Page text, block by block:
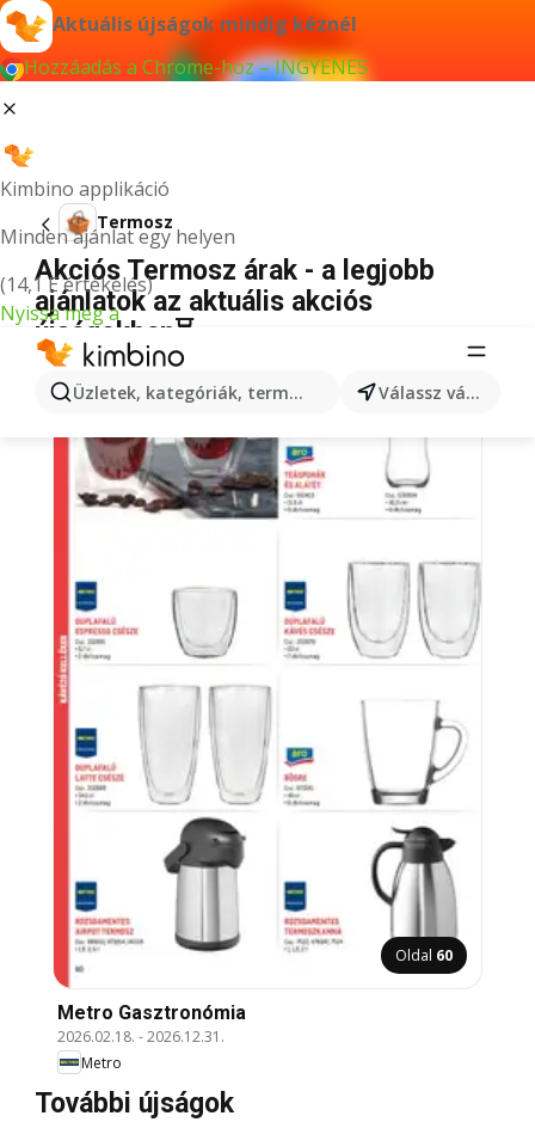
Aktuális újságok mindig kéznél
Hozzáadás a Chrome-hoz – INGYENES
Kimbino applikáció
Minden ajánlat egy helyen
(14,1 E értékelés)
Nyissa meg a
Üzletek, kategóriák, termékek keresése... Válassz várost
Termosz
Akciós Termosz árak - a legjobb
ajánlatok az aktuális akciós
újságokban⏳
Oldal 60
Metro Gasztronómia
2026.02.18. -2026.12.31.
Metro
További újságok